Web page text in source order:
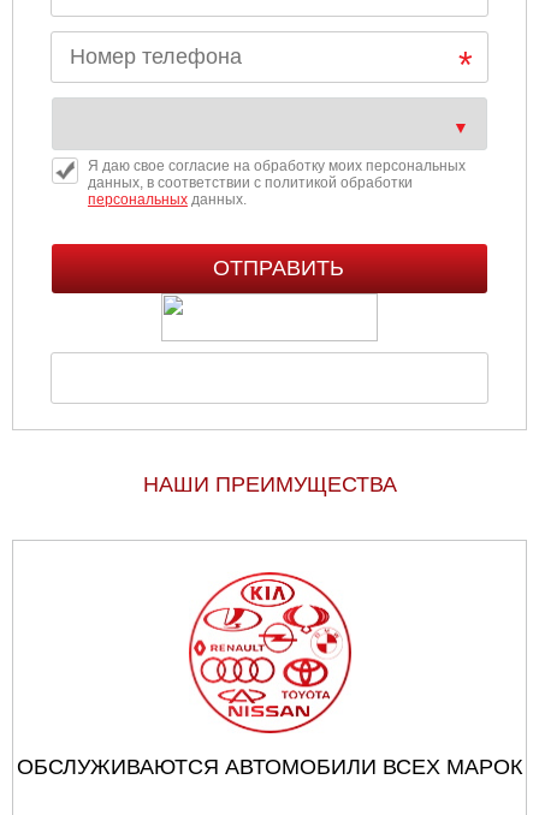
Я даю свое согласие на обработку моих персональных
данных, в соответствии с политикой обработки
персональныхданных.
НАШИ ПРЕИМУЩЕСТВА
ОБСЛУЖИВАЮТСЯ АВТОМОБИЛИ ВСЕХ МАРОК